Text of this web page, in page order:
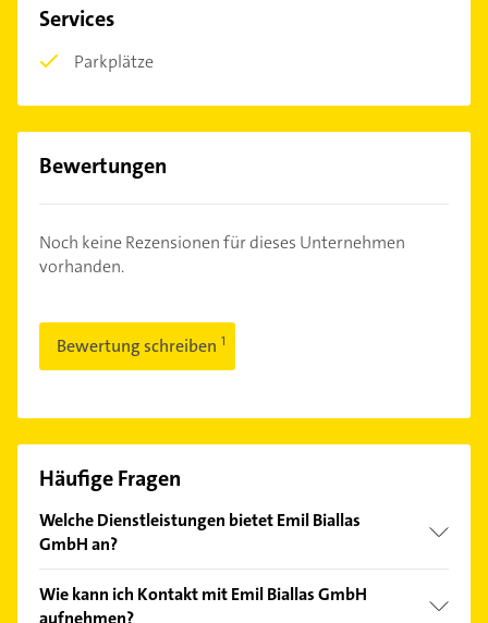
Services
Parkplätze
Bewertungen
Noch keine Rezensionen für dieses Unternehmen
vorhanden.
Bewertung schreiben
Häufige Fragen
Welche Dienstleistungen bietet Emil Biallas
GmbH an?
Altbausanierung, Bäder komplett, Beseitigung von
Wie kann ich Kontakt mit Emil Biallas GmbH
aufnehmen?